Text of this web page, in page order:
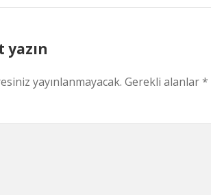
yazın
yayınlanmayacak. Gerekli alanlar*